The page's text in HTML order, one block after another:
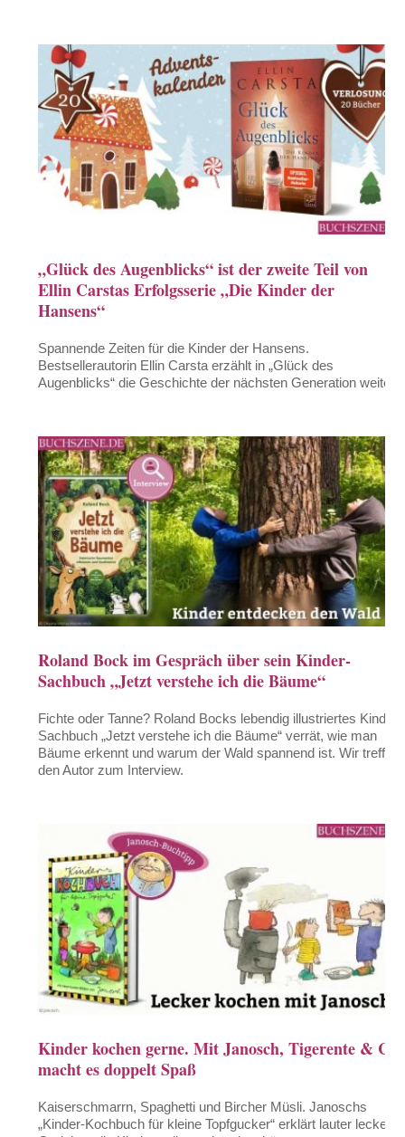
„Glück des Augenblicks“ ist der zweite Teil von
Ellin Carstas Erfolgsserie „Die Kinder der
Hansens“
Spannende Zeiten für die Kinder der Hansens.
Bestsellerautorin Ellin Carsta erzählt in „Glück des
Augenblicks“ die Geschichte der nächsten Generation weiter.
Roland Bock im Gespräch über sein Kinder-
Sachbuch „Jetzt verstehe ich die Bäume“
Fichte oder Tanne? Roland Bocks lebendig illustriertes Kinder-
Sachbuch „Jetzt verstehe ich die Bäume“ verrät, wie man
Bäume erkennt und warum der Wald spannend ist. Wir treffen
den Autor zum Interview.
Kinder kochen gerne. Mit Janosch, Tigerente & Co.
macht es doppelt Spaß
Kaiserschmarrn, Spaghetti und Bircher Müsli. Janoschs
„Kinder-Kochbuch für kleine Topfgucker“ erklärt lauter leckere